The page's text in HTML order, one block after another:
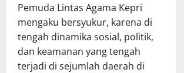
Pemuda Lintas Agama Kepri
mengaku bersyukur, karena di
tengah dinamika sosial, politik,
dan keamanan yang tengah
terjadi di sejumlah daerah di